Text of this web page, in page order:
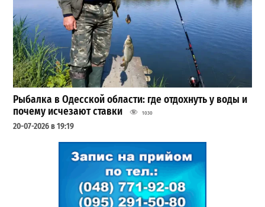
Рыбалка в Одесской области: где отдохнуть у воды и
почему исчезают ставки
1030
20-07-2026 в 19:19